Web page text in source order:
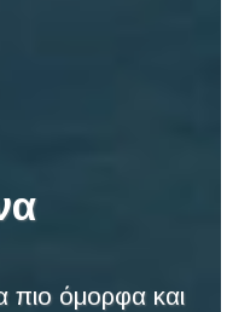
πιο όμορφα και